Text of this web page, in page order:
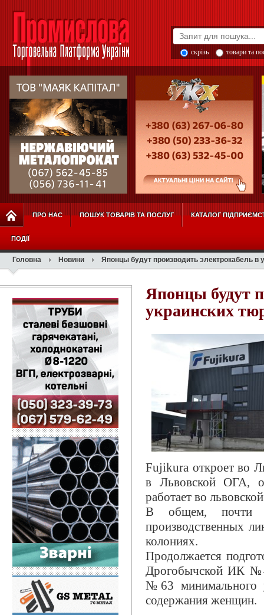
скрізь товари та
ПРО НАС ПОШУК ТОВАРІВ ТА ПОСЛУГ КАТАЛОГ
ПОДІЇ
Головна Новини Японцы будут производить электрокабель в
Японцы будут
украинских
Fujikura откроет во
в Львовской ОГА,
работает во
В общем, почти
производственных
колониях.
Продолжается
Дрогобычской ИК
№63 минимального
содержания женщин.